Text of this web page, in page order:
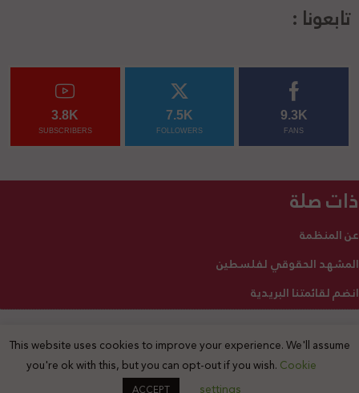
تابعونا :
9.3K
FANS
7.5K
FOLLOWERS
3.8K
SUBSCRIBERS
ذات صلة
عن المنظمة
المشهد الحقوقي لفلسطين
انضم لقائمتنا البريدية
2025 © جميع الحقوق محفوظة
This website uses cookies to improve your experience. We'll assume
you're ok with this, but you can opt-out if you wish. Cookie
settings
ACCEPT